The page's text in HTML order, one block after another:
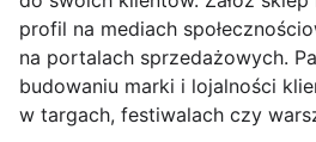
profil na mediach
na portalach sprzedażowych.
budowaniu marki i lojalności
w targach, festiwalach czy